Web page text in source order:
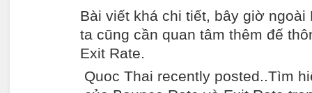
Bài viết khá chi tiết, bây giờ ngoài
ta cũng cần quan tâm thêm đế
Exit Rate.
Quoc Thai recently posted..Tìm